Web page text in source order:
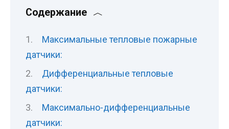
Содержание
Максимальные тепловые пожарные
датчики:
Дифференциальные тепловые
датчики:
Максимально-дифференциальные
датчики: